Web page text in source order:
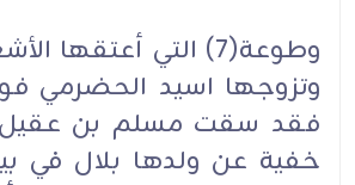
وطوعة(7) التي
وتزوجها اسيد الحضرمي
فقد سقت مسلم بن عقيل
خفية عن ولدها بلال في